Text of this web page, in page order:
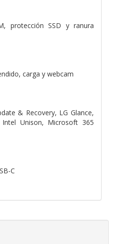
protección SSD y ranura
carga y webcam
& Recovery, LG Glance,
Unison, Microsoft 365
C